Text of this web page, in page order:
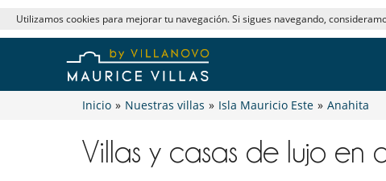
Utilizamos cookies para mejorar tu navegación. Si sigues navegando,
Inicio » Nuestras villas » Isla Mauricio Este » Anahita
Villas y casas de lujo en